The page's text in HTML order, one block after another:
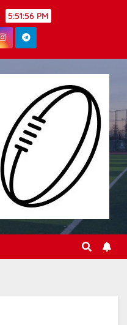
5:51:56 PM